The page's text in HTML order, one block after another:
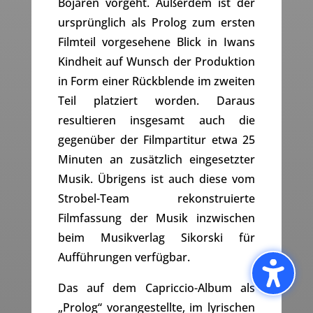
ursprünglich als Prolog zum ersten
Filmteil vorgesehene Blick in Iwans
Kindheit auf Wunsch der Produktion
in Form einer Rückblende im zweiten
Teil platziert worden. Daraus
resultieren insgesamt auch die
gegenüber der Filmpartitur etwa 25
Minuten an zusätzlich eingesetzter
Musik. Übrigens ist auch diese vom
Strobel-Team rekonstruierte
Filmfassung der Musik inzwischen
beim Musikverlag Sikorski für
Aufführungen verfügbar.
Das auf dem Capriccio-Album als
„Prolog“ vorangestellte, im lyrischen